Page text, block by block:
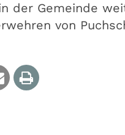
der Gemeinde
von